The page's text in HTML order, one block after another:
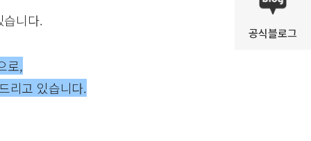
공식블로그
습니다.
로,
리고 있습니다.